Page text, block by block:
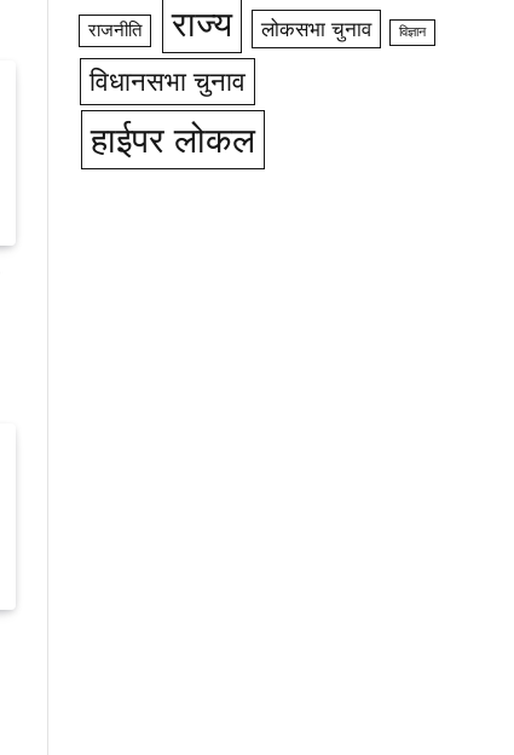
राजनीति राज्य लोकसभा चुनाव विज्ञान
विधानसभा चुनाव
हाईपर लोकल